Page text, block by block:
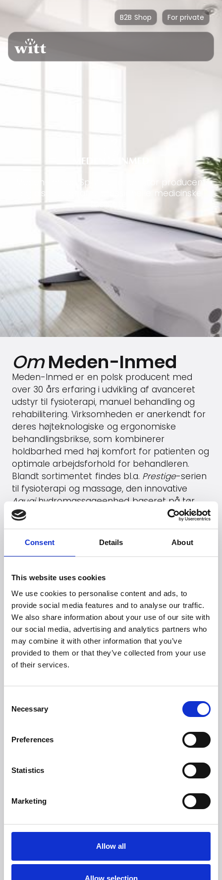
Consent Details About
This website uses cookies
We use cookies to personalise content and ads, to
provide social media features and to analyse our traffic.
We also share information about your use of our site with
our social media, advertising and analytics partners who
may combine it with other information that you’ve
provided to them or that they’ve collected from your use
of their services.
Selection
Necessary
Preferences
Statistics
Marketing
Allow all
Allow selection
B2B Shop For private
Meden-Inmed Sp. z o.o. er en stor producent
og distributør af professionelle medicinske
OmMeden-Inmed
Meden-Inmed er en polsk producent med
over 30 års erfaring i udvikling af avanceret
udstyr til fysioterapi, manuel behandling og
rehabilitering. Virksomheden er anerkendt for
deres højteknologiske og ergonomiske
behandlingsbrikse, som kombinerer
holdbarhed med høj komfort for patienten og
optimale arbejdsforhold for behandleren.
Blandt sortimentet findes bl.a. Prestige-serien
til fysioterapi og massage, den innovative
Aquaihydromassageenhed baseret på tør
vandterapi samt
specialudviklet briks til kiropraktorer og
osteopater med avancerede
Gå tilMeden-Inmed
Er du på udkig efter
flere brands?
Mere end 50 internationale brands stoler på